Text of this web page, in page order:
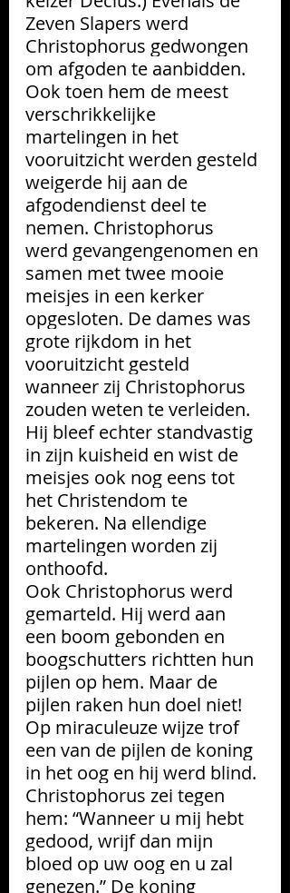
Zeven Slapers werd
Christophorus gedwongen
om afgoden te aanbidden.
Ook toen hem de meest
verschrikkelijke
martelingen in het
vooruitzicht werden gesteld
weigerde hij aan de
afgodendienst deel te
nemen. Christophorus
werd gevangengenomen en
samen met twee mooie
meisjes in een kerker
opgesloten. De dames was
grote rijkdom in het
vooruitzicht gesteld
wanneer zij Christophorus
zouden weten te verleiden.
Hij bleef echter standvastig
in zijn kuisheid en wist de
meisjes ook nog eens tot
het Christendom te
bekeren. Na ellendige
martelingen worden zij
onthoofd.
Ook Christophorus werd
gemarteld. Hij werd aan
een boom gebonden en
boogschutters richtten hun
pijlen op hem. Maar de
pijlen raken hun doel niet!
Op miraculeuze wijze trof
een van de pijlen de koning
in het oog en hij werd blind.
Christophorus zei tegen
hem: “Wanneer u mij hebt
gedood, wrijf dan mijn
bloed op uw oog en u zal
genezen.” De koning